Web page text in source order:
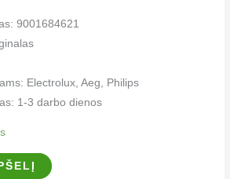
9001684621
Electrolux, Aeg, Philips
1-3 darbo dienos